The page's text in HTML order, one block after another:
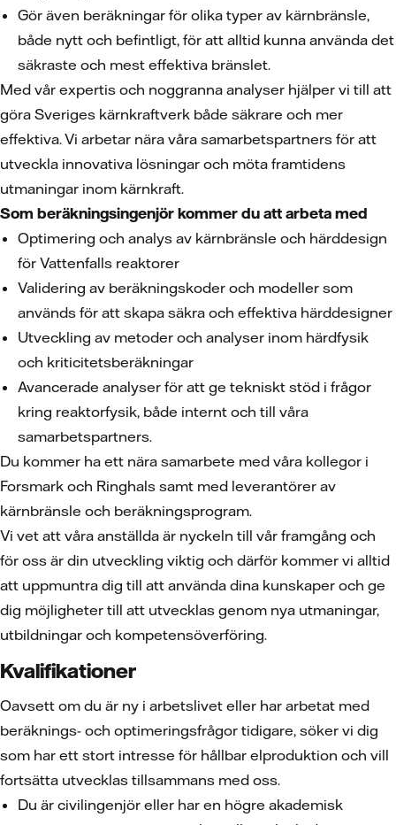
Gör även beräkningar för olika typer av kärnbränsle,
både nytt och befintligt, för att alltid kunna använda det
säkraste och mest effektiva bränslet.
Med vår expertis och noggranna analyser hjälper vi till att
göra Sveriges kärnkraftverk både säkrare och mer
effektiva. Vi arbetar nära våra samarbetspartners för att
utveckla innovativa lösningar och möta framtidens
utmaningar inom kärnkraft.
Som beräkningsingenjör kommer du att arbeta med
Optimering och analys av kärnbränsle och härddesign
för Vattenfalls reaktorer
Validering av beräkningskoder och modeller som
används för att skapa säkra och effektiva härddesigner
Utveckling av metoder och analyser inom härdfysik
och kriticitetsberäkningar
Avancerade analyser för att ge tekniskt stöd i frågor
kring reaktorfysik, både internt och till våra
samarbetspartners.
Du kommer ha ett nära samarbete med våra kollegor i
Forsmark och Ringhals samt med leverantörer av
kärnbränsle och beräkningsprogram.
Vi vet att våra anställda är nyckeln till vår framgång och
för oss är din utveckling viktig och därför kommer vi alltid
att uppmuntra dig till att använda dina kunskaper och ge
dig möjligheter till att utvecklas genom nya utmaningar,
utbildningar och kompetensöverföring.
Kvalifikationer
Oavsett om du är ny i arbetslivet eller har arbetat med
beräknings- och optimeringsfrågor tidigare, söker vi dig
som har ett stort intresse för hållbar elproduktion och vill
fortsätta utvecklas tillsammans med oss.
Du är civilingenjör eller har en högre akademisk